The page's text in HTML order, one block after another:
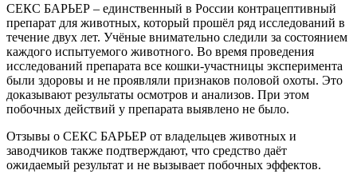
СЕКС БАРЬЕР – единственный в России контрацептивный
препарат для животных, который прошёл ряд исследований в
течение двух лет. Учёные внимательно следили за состоянием
каждого испытуемого животного. Во время проведения
исследований препарата все кошки-участницы эксперимента
были здоровы и не проявляли признаков половой охоты. Это
доказывают результаты осмотров и анализов. При этом
побочных действий у препарата выявлено не было.
Отзывы о СЕКС БАРЬЕР от владельцев животных и
заводчиков также подтверждают, что средство даёт
ожидаемый результат и не вызывает побочных эффектов.